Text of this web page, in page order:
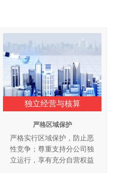
独立经营与核算
严格区域保护
严格实行区域保护，防止恶
性竞争；尊重支持分公司独
立运行，享有充分自营权益